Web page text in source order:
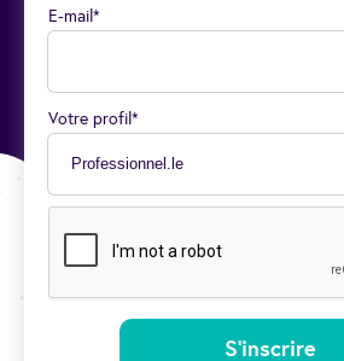
E-mail*
Votre profil*